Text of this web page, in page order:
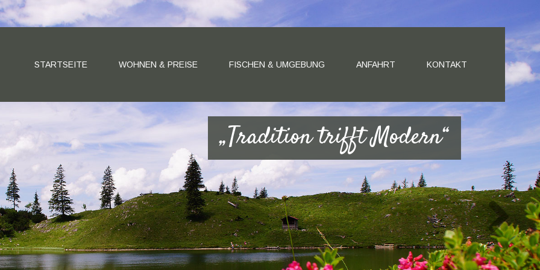
STARTSEITE WOHNEN & PREISE FISCHEN & UMGEBUNG ANFAHRT KONTAKT
„Tradition trifft Modern“